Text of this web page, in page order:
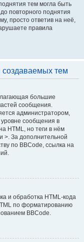
тем могла быть
повторного поднятия
просто ответив на неё,
правила
тем
большие
сообщения.
администратором,
сообщения в
HTML, но теги в нём
>. За дополнительной
по BBCode, ссылка на
и обработка HTML-кода
по форматированию
BBCode.